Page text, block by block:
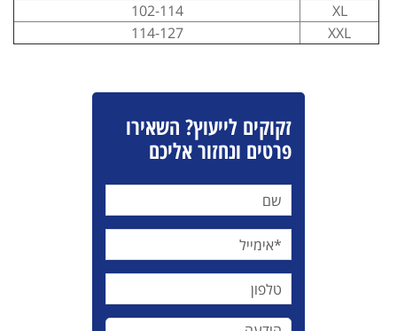
XL
102-114
XXL
114-127
זקוקים לייעוץ? השאירו
פרטים ונחזור אליכם